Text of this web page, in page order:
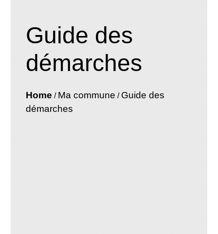
Guide des
démarches
Home / Ma commune / Guide des
démarches